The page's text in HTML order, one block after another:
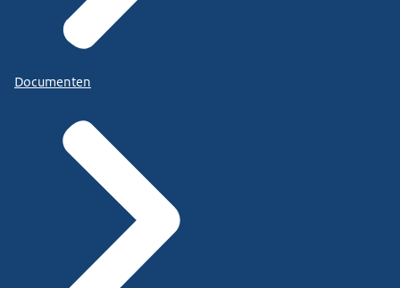
Documenten